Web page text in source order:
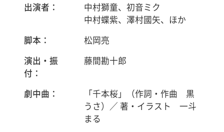
出演者：
中村獅童、初音ミク
中村蝶紫、澤村國矢、ほか
脚本：
松岡亮
演出・振
付：
藤間勘十郎
劇中曲：
「千本桜」（作詞・作曲 黒
うさ）／ 著・イラスト 一斗
まる